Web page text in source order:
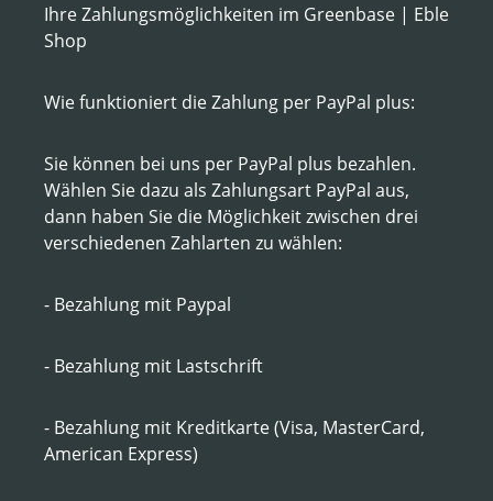
Ihre Zahlungsmöglichkeiten im Greenbase | Eble
Shop
Wie funktioniert die Zahlung per PayPal plus:
Sie können bei uns per PayPal plus bezahlen.
Wählen Sie dazu als Zahlungsart PayPal aus,
dann haben Sie die Möglichkeit zwischen drei
verschiedenen Zahlarten zu wählen:
- Bezahlung mit Paypal
- Bezahlung mit Lastschrift
- Bezahlung mit Kreditkarte (Visa, MasterCard,
American Express)